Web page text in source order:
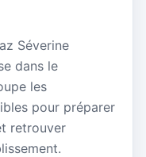
Séverine
dans le
les
pour préparer
retrouver